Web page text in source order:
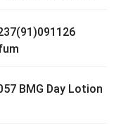
BMG Day Lotion